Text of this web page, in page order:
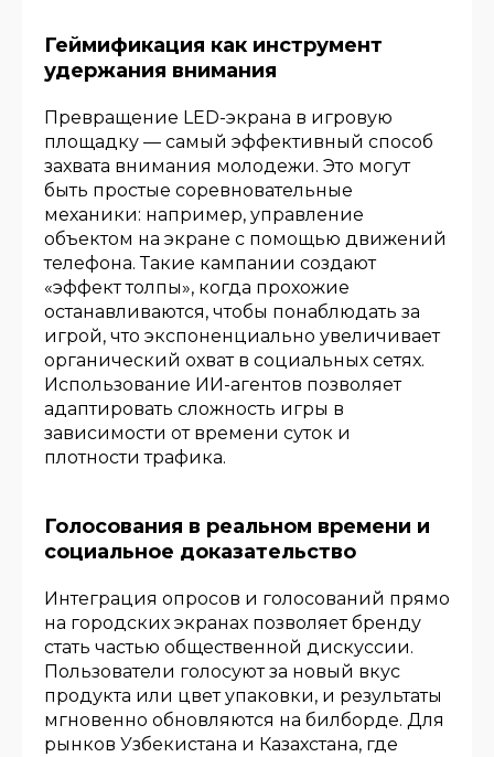
Геймификация как инструмент
удержания внимания
Превращение LED-экрана в игровую
площадку — самый эффективный способ
захвата внимания молодежи. Это могут
быть простые соревновательные
механики: например, управление
объектом на экране с помощью движений
телефона. Такие кампании создают
«эффект толпы», когда прохожие
останавливаются, чтобы понаблюдать за
игрой, что экспоненциально увеличивает
органический охват в социальных сетях.
Использование ИИ-агентов позволяет
адаптировать сложность игры в
зависимости от времени суток и
плотности трафика.
Голосования в реальном времени и
социальное доказательство
Интеграция опросов и голосований прямо
на городских экранах позволяет бренду
стать частью общественной дискуссии.
Пользователи голосуют за новый вкус
продукта или цвет упаковки, и результаты
мгновенно обновляются на билборде. Для
рынков Узбекистана и Казахстана, где